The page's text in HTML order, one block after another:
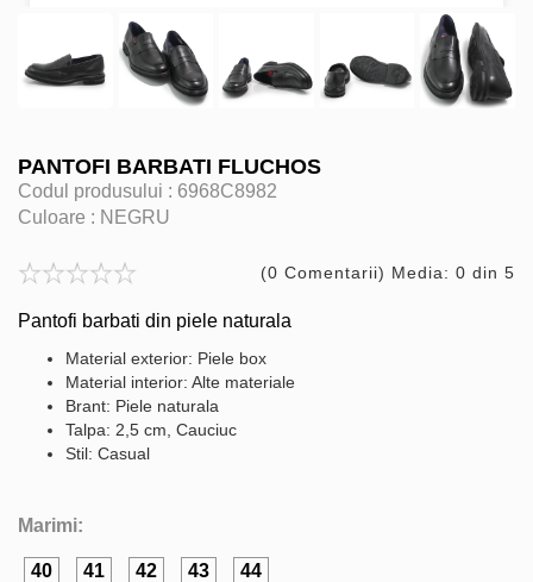
PANTOFI BARBATI FLUCHOS
Codul produsului : 6968C8982
Culoare : NEGRU
(0 Comentarii) Media: 0 din 5
Pantofi barbati din piele naturala
Material exterior: Piele box
Material interior: Alte materiale
Brant: Piele naturala
Talpa: 2,5 cm, Cauciuc
Stil: Casual
Marimi:
40 41 42 43 44